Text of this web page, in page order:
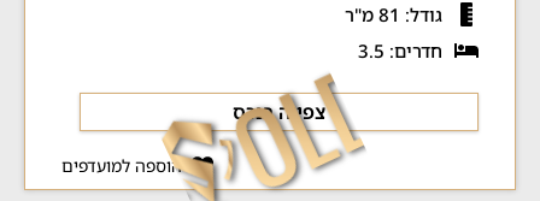
גודל: 81 מ"ר
חדרים: 3.5
צפייה בנכס
הוספה למועדפים